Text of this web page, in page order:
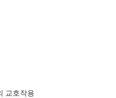
교호작용